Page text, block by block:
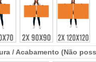
/ Acabamento (Não